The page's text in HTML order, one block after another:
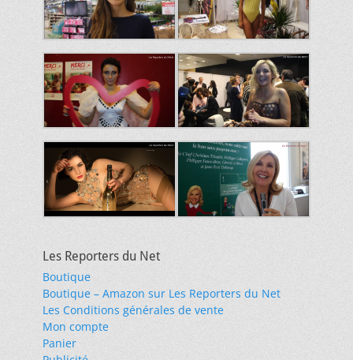
Les Reporters du Net
Boutique
Boutique – Amazon sur Les Reporters du Net
Les Conditions générales de vente
Mon compte
Panier